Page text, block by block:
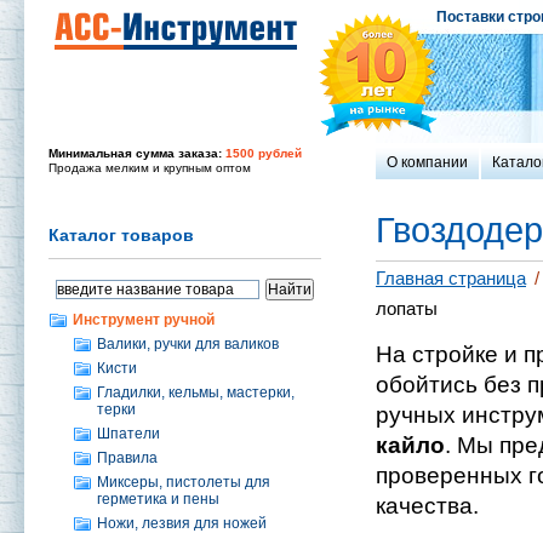
Поставки
О компании
Минимальная сумма заказа: 1500 рублей
Продажа мелким и крупным оптом
Каталог товаров
Инструмент ручной
Валики, ручки для валиков
Кисти
Гладилки, кельмы, мастерки,
терки
Шпатели
Правила
Миксеры, пистолеты для
герметика и пены
Ножи, лезвия для ножей
Главная страница /
лопаты
На стройке и
обойтись без
ручных
кайло. Мы
проверенных
качества.